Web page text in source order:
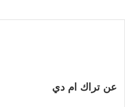
عن تراك ام دي